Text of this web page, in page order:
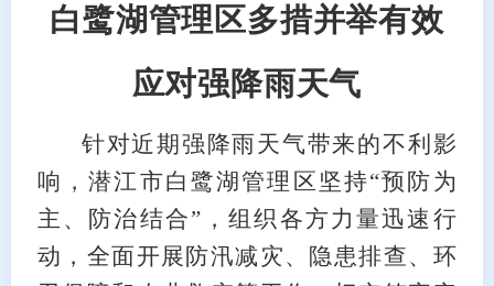
白鹭湖管理区多措并举有效
应对强降雨天气
针对近期强降雨天气带来的不利影
响，潜江市白鹭湖管理区坚持“预防为
主、防治结合”，组织各方力量迅速行
动，全面开展防汛减灾、隐患排查、环